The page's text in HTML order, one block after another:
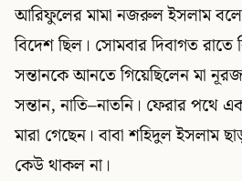
আরিফুলের মামা নজরুল ইসলাম
বিদেশ ছিল। সোমবার দিবাগত রাতে
সন্তানকে আনতে গিয়েছিলেন মা
সন্তান, নাতি–নাতনি। ফেরার পথে
মারা গেছেন। বাবা শহিদুল ইসলাম
কেউ থাকল না।